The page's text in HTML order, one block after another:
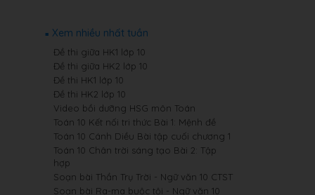
Xem nhiều nhất tuần
Đề thi giữa HK1 lớp 10
Đề thi giữa HK2 lớp 10
Đề thi HK1 lớp 10
Đề thi HK2 lớp 10
Video bồi dưỡng HSG môn Toán
Toán 10 Kết nối tri thức Bài 1: Mệnh đề
Toán 10 Cánh Diều Bài tập cuối chương 1
Toán 10 Chân trời sáng tạo Bài 2: Tập
hợp
Soạn bài Thần Trụ Trời - Ngữ văn 10 CTST
Soạn bài Ra-ma buộc tội - Ngữ văn 10